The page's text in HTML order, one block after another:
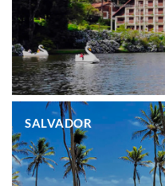
SALVADOR